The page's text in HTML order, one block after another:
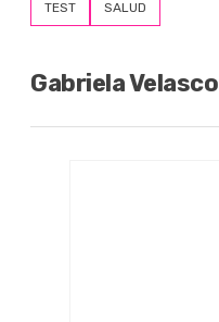
TEST SALUD
Gabriela Velasco